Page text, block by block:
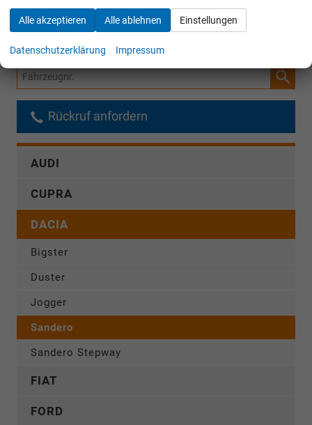
Die Informationen über Mehr- und Minderausstattung gelten nur für
Fahrzeugnr.
Rückruf anfordern
AUDI
CUPRA
DACIA
Bigster
Duster
Jogger
Sandero
Sandero Stepway
FIAT
FORD
Alle akzeptieren Alle ablehnen Einstellungen
Datenschutzerklärung Impressum